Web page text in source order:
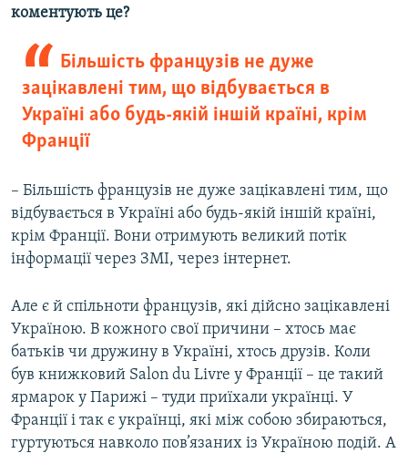
коментують це?
Більшість французів не дуже
зацікавлені тим, що відбувається в
Україні або будь-якій іншій країні, крім
Франції
– Більшість французів не дуже зацікавлені тим, що
відбувається в Україні або будь-якій іншій країні,
крім Франції. Вони отримують великий потік
інформації через ЗМІ, через інтернет.
Але є й спільноти французів, які дійсно зацікавлені
Україною. В кожного свої причини – хтось має
батьків чи дружину в Україні, хтось друзів. Коли
був книжковий Salon du Livre у Франції – це такий
ярмарок у Парижі – туди приїхали українці. У
Франції і так є українці, які між собою збираються,
гуртуються навколо пов’язаних із Україною подій. А